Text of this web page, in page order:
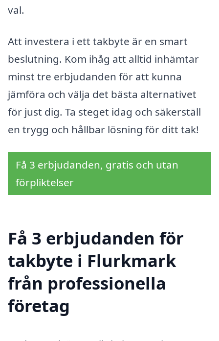
val.
Att investera i ett takbyte är en smart
beslutning. Kom ihåg att alltid inhämtar
minst tre erbjudanden för att kunna
jämföra och välja det bästa alternativet
för just dig. Ta steget idag och säkerställ
en trygg och hållbar lösning för ditt tak!
Få 3 erbjudanden, gratis och utan
förpliktelser
Få 3 erbjudanden för
takbyte i Flurkmark
från professionella
företag